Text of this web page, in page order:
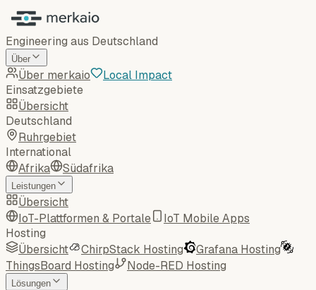
Engineering aus Deutschland
Über
Über merkaio
Local Impact
Einsatzgebiete
Übersicht
Deutschland
Ruhrgebiet
International
Afrika
Südafrika
Leistungen
Übersicht
IoT-Plattformen & Portale
IoT Mobile Apps
Hosting
Übersicht
ChirpStack Hosting
Grafana Hosting
ThingsBoard Hosting
Node-RED Hosting
Lösungen